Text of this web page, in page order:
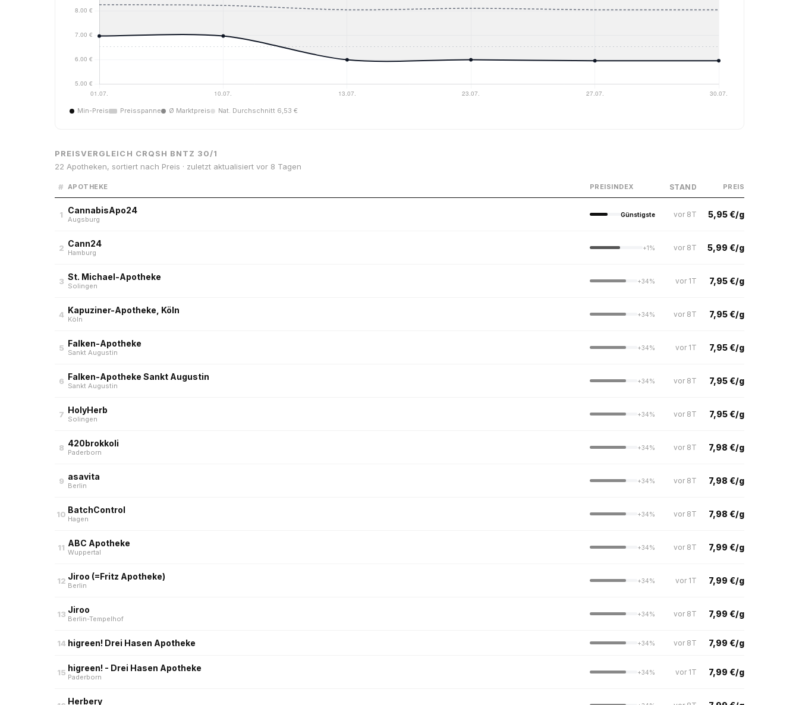
Min-Preis Preisspanne Ø Marktpreis Nat. Durchschnitt 6,53 €
PREISVERGLEICH CRQSH BNTZ 30/1
22 Apotheken, sortiert nach Preis · zuletzt aktualisiert vor 8 Tagen
# APOTHEKE PREISINDEX STAND PREIS
1 CannabisApo24
Augsburg
Günstigste vor 8T 5,95 €/g
2 Cann24
Hamburg
+1% vor 8T 5,99 €/g
3 St. Michael-Apotheke
Solingen
+34% vor 1T 7,95 €/g
4 Kapuziner-Apotheke, Köln
Köln
+34% vor 8T 7,95 €/g
5 Falken-Apotheke
Sankt Augustin
+34% vor 1T 7,95 €/g
6 Falken-Apotheke Sankt Augustin
Sankt Augustin
+34% vor 8T 7,95 €/g
7 HolyHerb
Solingen
+34% vor 8T 7,95 €/g
8 420brokkoli
Paderborn
+34% vor 8T 7,98 €/g
9 asavita
Berlin
+34% vor 8T 7,98 €/g
10 BatchControl
Hagen
+34% vor 8T 7,98 €/g
11 ABC Apotheke
Wuppertal
+34% vor 8T 7,99 €/g
12 Jiroo (=Fritz Apotheke)
Berlin
+34% vor 1T 7,99 €/g
13 Jiroo
Berlin-Tempelhof
+34% vor 8T 7,99 €/g
14 higreen! Drei Hasen Apotheke +34% vor 8T 7,99 €/g
15 higreen! - Drei Hasen Apotheke
Paderborn
+34% vor 1T 7,99 €/g
Herbery